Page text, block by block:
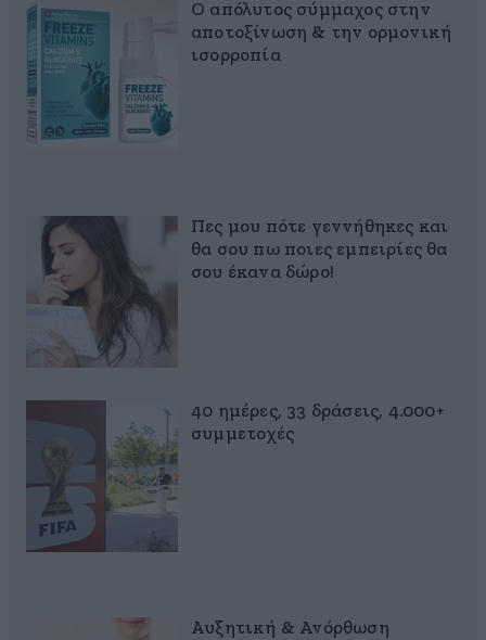
Ο απόλυτος σύμμαχος στην
αποτοξίνωση & την ορμονική
ισορροπία
Πες μου πότε γεννήθηκες και
θα σου πω ποιες εμπειρίες θα
σου έκανα δώρο!
40 ημέρες, 33 δράσεις, 4.000+
συμμετοχές
Αυξητική & Ανόρθωση